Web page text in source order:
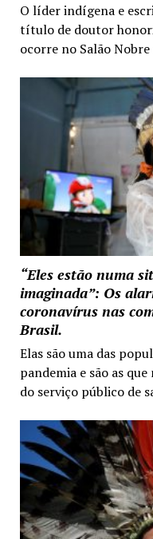
O líder indígena e
título de doutor
ocorre no Salão
“Eles estão numa
imaginada”: Os
coronavírus nas
Brasil.
Elas são uma das
pandemia e são as
do serviço público de